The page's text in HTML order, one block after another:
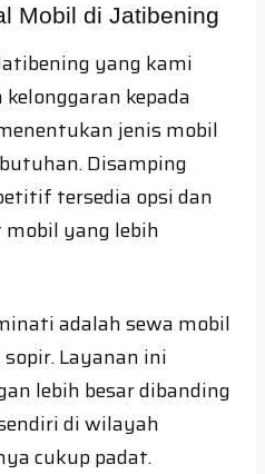
Mobil di Jatibening
yang kami
kepada
jenis mobil
Disamping
tersedia opsi dan
yang lebih
adalah sewa mobil
Layanan ini
lebih besar dibanding
di wilayah
cukup padat.